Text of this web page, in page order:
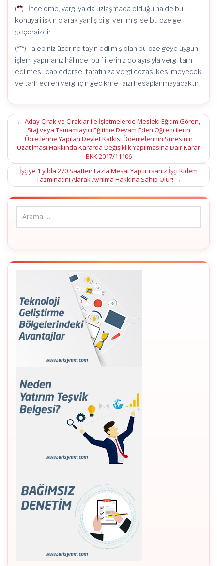
(**) İnceleme, yargı ya da uzlaşmada olduğu halde bu
konuya ilişkin olarak yanlış bilgi verilmiş ise bu özelge
geçersizdir.
(***) Talebiniz üzerine tayin edilmiş olan bu özelgeye uygun
işlem yapmanız hâlinde, bu fiilleriniz dolayısıyla vergi tarh
edilmesi icap ederse, tarafınıza vergi cezası kesilmeyecek
ve tarh edilen vergi için gecikme faizi hesaplanmayacaktır.
Post
navigation
← Aday Çırak ve Çıraklar ile İşletmelerde Mesleki Eğitim Gören,
Staj veya Tamamlayıcı Eğitime Devam Eden Öğrencilerin
Ücretlerine Yapılan Devlet Katkısı Ödemelerinin Süresinin
Uzatılması Hakkında Kararda Değişiklik Yapılmasına Dair Karar
BKK 2017/11106
İşçiye 1 yılda 270 Saatten Fazla Mesai Yaptırırsanız İşçi Kıdem
Tazminatını Alarak Ayrılma Hakkına Sahip Olur! →